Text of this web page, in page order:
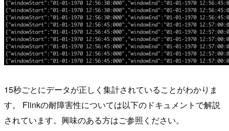
15秒ごとにデータが正しく集計されていることがわかりま
す。 Flinkの耐障害性については以下のドキュメントで解説
されています。興味のある方はご参照ください。